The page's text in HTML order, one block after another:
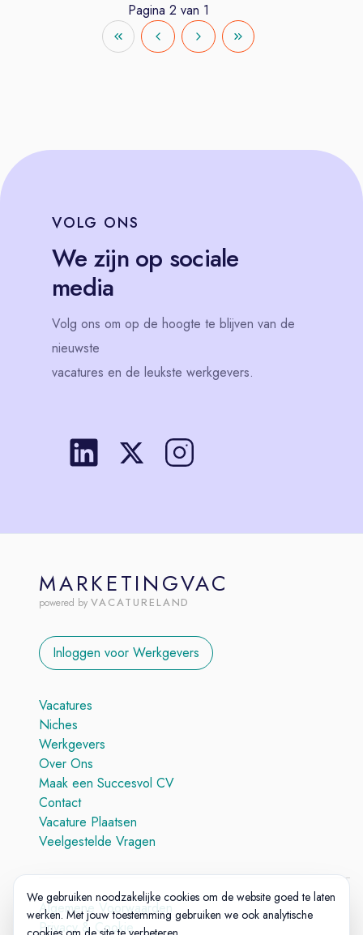
Pagina 2 van 1
VOLG ONS
We zijn op sociale
media
Volg ons om op de hoogte te blijven van de
nieuwste
vacatures en de leukste werkgevers.
MARKETINGVAC
powered by VACATURELAND
Inloggen voor Werkgevers
Vacatures
Niches
Werkgevers
Over Ons
Maak een Succesvol CV
Contact
Vacature Plaatsen
Veelgestelde Vragen
Algemene Voorwaarden
Privacy & Cookie
We gebruiken noodzakelijke cookies om de website goed te laten
werken. Met jouw toestemming gebruiken we ook analytische